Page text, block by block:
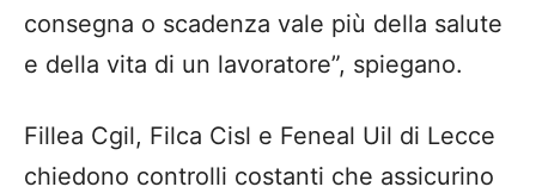
consegna o scadenza vale più della salute
e della vita di un lavoratore”, spiegano.
Fillea Cgil, Filca Cisl e Feneal Uil di Lecce
chiedono controlli costanti che assicurino